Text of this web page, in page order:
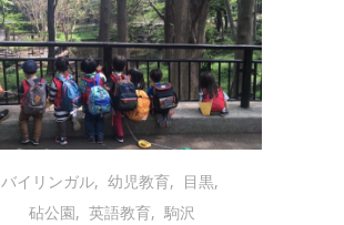
バイリンガル, 幼児教育, 目黒,
砧公園, 英語教育, 駒沢